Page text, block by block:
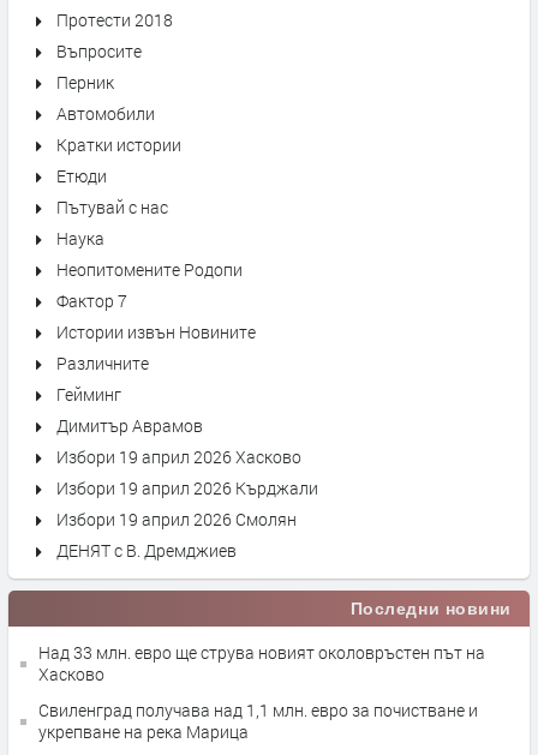
Протести 2018
Въпросите
Перник
Автомобили
Кратки истории
Етюди
Пътувай с нас
Наука
Неопитомените Родопи
Фактор 7
Истории извън Новините
Различните
Гейминг
Димитър Аврамов
Избори 19 април 2026 Хасково
Избори 19 април 2026 Кърджали
Избори 19 април 2026 Смолян
ДЕНЯТ с В. Дремджиев
Последни новини
Над 33 млн. евро ще струва новият околовръстен път на
Хасково
Свиленград получава над 1,1 млн. евро за почистване и
укрепване на река Марица